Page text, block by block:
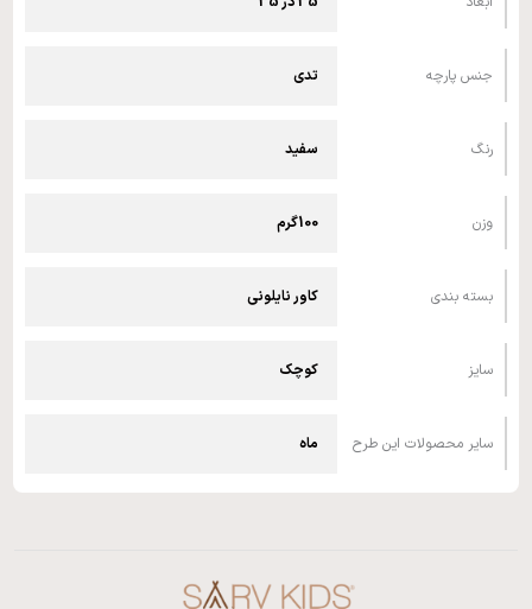
جنس پارچه تدی
رنگ سفید
وزن 100گرم
بسته بندی کاور نایلونی
سایز کوچک
سایر محصولات این طرح ماه